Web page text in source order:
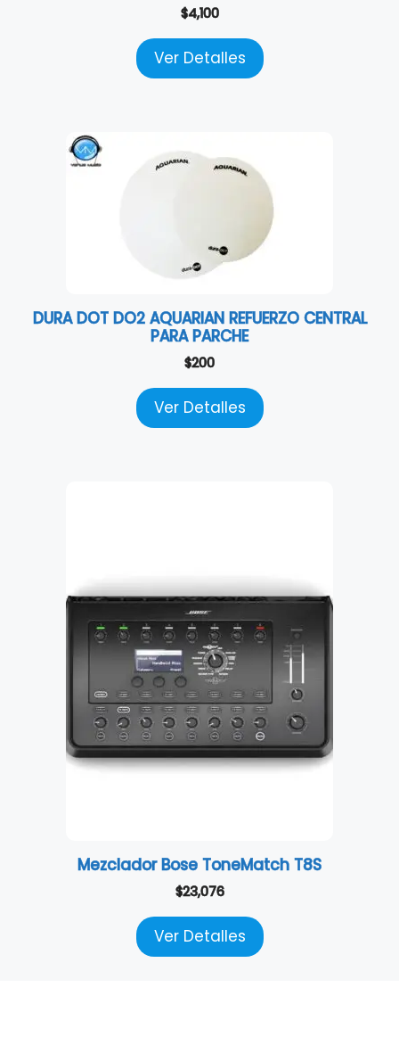
$4,100
Ver Detalles
DURA DOT DO2 AQUARIAN REFUERZO CENTRAL
PARA PARCHE
$200
Ver Detalles
Mezclador Bose ToneMatch T8S
$23,076
Ver Detalles